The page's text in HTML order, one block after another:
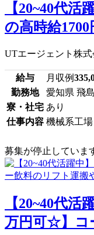
【20~40代
の高時給
UTエージェント株式
給与 月収例
勤務地
愛知県 飛
寮・社宅 あり
仕事内容 機械系工
募集が停止していま
【20~40代活
万円可☆】コ